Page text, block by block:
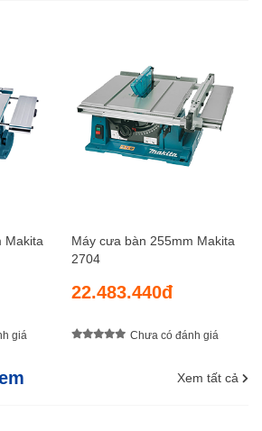
Makita
giá
Máy cưa bàn 255mm Makita
2704
22.483.440đ
Chưa có đánh giá
Xem tất cả